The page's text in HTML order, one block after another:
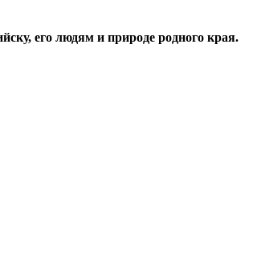
его людям и природе родного края.